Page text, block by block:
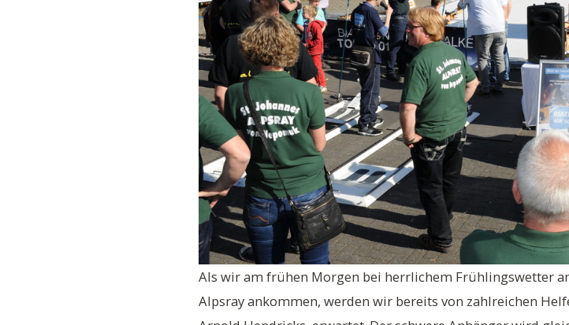
Als wir am frühen Morgen bei herrlichem Frühlingswetter
Alpsray ankommen, werden wir bereits von zahlreichen